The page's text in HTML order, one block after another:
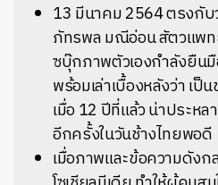
13 มีนาคม 2564 ตรงกับ
ภัทรพล มณีอ่อน สัตวแพ
ซบุ๊กภาพตัวเองกำลังยืน
พร้อมเล่าเบื้องหลังว่า เป็
เมื่อ 12 ปีที่แล้ว น่าประห
อีกครั้งในวันช้างไทยพอดี
เมื่อภาพและข้อความดัง